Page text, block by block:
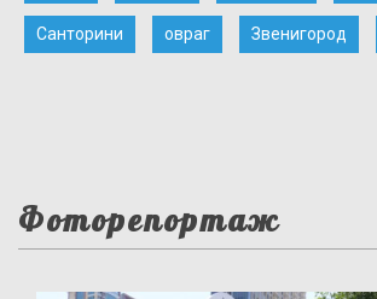
Санторини овраг Звенигород
Фоторепортаж